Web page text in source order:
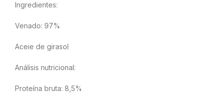
Ingredientes:
Venado: 97%
Aceie de girasol
Análisis nutricional:
Proteína bruta: 8,5%